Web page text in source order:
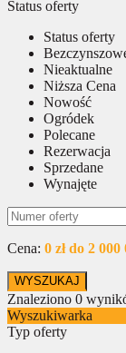
Status oferty
Status oferty
Nieaktualne
Niższa Cena
Nowość
Ogródek
Polecane
Rezerwacja
Sprzedane
Wynajęte
Cena: 0 zł do 2 000
Znaleziono 0
Wyszukiwarka
Typ oferty